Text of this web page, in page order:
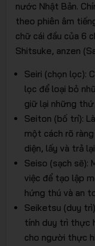
nước Nhật Bản.
theo phiên âm
chữ cái đầu của 6
Shitsuke, anzen
Seiri (chọn lọc):
lọc để loại bỏ
giữ lại những
Seiton (bố trí):
một cách rõ
diện, lấy và trả
Seiso (sạch sẽ):
việc để tạo lập
hứng thú và an
Seiketsu (duy
tính duy trì thực
cho người thực